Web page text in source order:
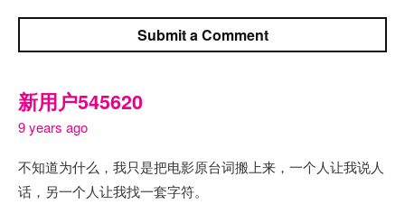
Submit a Comment
新用户545620
9 years ago
不知道为什么，我只是把电影原台词搬上来，一个人让我说人
话，另一个人让我找一套字符。